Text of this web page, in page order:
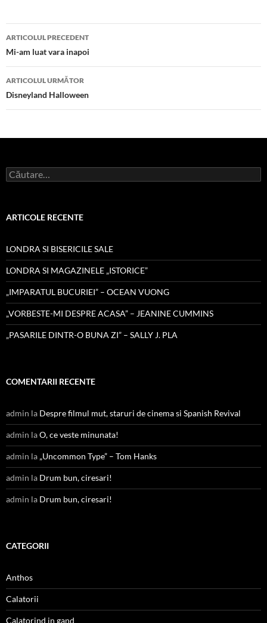
Navigare
în
articole
ARTICOLUL PRECEDENT
Mi-am luat vara inapoi
ARTICOLUL URMĂTOR
Disneyland Halloween
Caută
după:
ARTICOLE RECENTE
LONDRA SI BISERICILE SALE
LONDRA SI MAGAZINELE „ISTORICE”
„IMPARATUL BUCURIEI” – OCEAN VUONG
„VORBESTE-MI DESPRE ACASA” – JEANINE CUMMINS
„PASARILE DINTR-O BUNA ZI” – SALLY J. PLA
COMENTARII RECENTE
admin la Despre filmul mut, staruri de cinema si Spanish Revival
admin laO, ce veste minunata!
admin la „Uncommon Type” – Tom Hanks
admin la Drum bun, ciresari!
admin la Drum bun, ciresari!
CATEGORII
Anthos
Calatorii
Calatorind in gand